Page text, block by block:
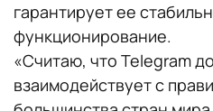
гарантирует ее
функционирование.
«Считаю, что Telegram
взаимодействует с